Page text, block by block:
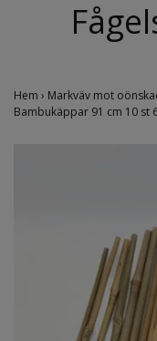
Hem › Markväv mot
Bambukäppar 91 cm 10 st